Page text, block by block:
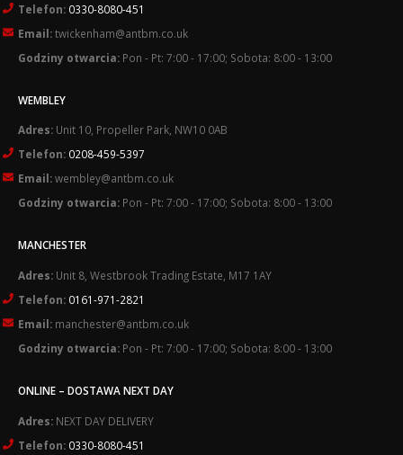
Telefon: 0330-8080-451
Email:twickenham@antbm.co.uk
Godziny otwarcia: Pon - Pt: 7:00 - 17:00; Sobota: 8:00 - 13:00
WEMBLEY
Adres: Unit 10, Propeller Park, NW10 0AB
Telefon: 0208-459-5397
Email:wembley@antbm.co.uk
Godziny otwarcia: Pon - Pt: 7:00 - 17:00; Sobota: 8:00 - 13:00
MANCHESTER
Adres: Unit 8, Westbrook Trading Estate, M17 1AY
Telefon: 0161-971-2821
Email: manchester@antbm.co.uk
Godziny otwarcia: Pon - Pt: 7:00 - 17:00; Sobota: 8:00 - 13:00
ONLINE – DOSTAWA NEXT DAY
Adres: NEXT DAY DELIVERY
Telefon: 0330-8080-451